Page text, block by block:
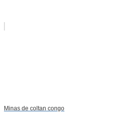
Minas de coltan congo